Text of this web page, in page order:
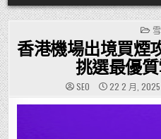
IN
香港機場出境買煙
挑選最優
SEO 22 2 月, 2025